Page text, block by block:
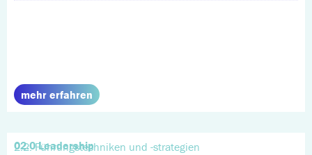
mehr erfahren
02.0 Leadership
2.2. Führungstechniken und -strategien